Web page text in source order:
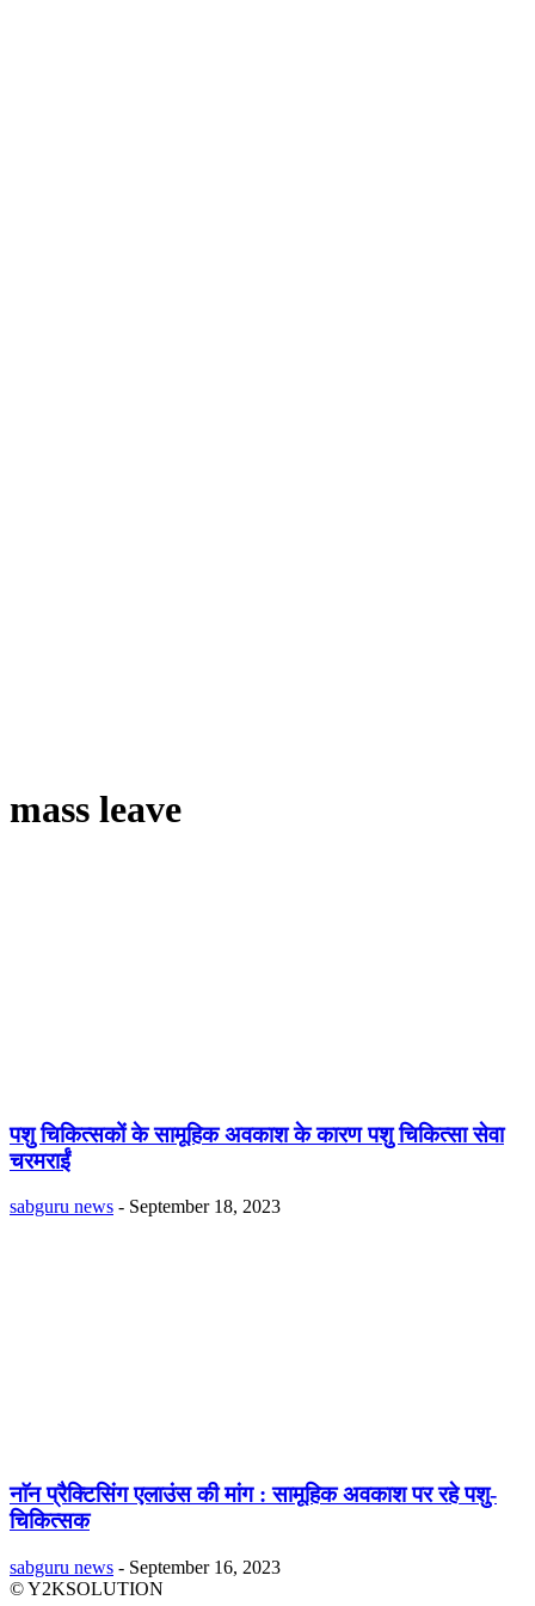
mass leave
पशु चिकित्सकों के सामूहिक अवकाश के कारण पशु चिकित्सा सेवा
चरमराईं
sabguru news - September 18, 2023
नाॅन प्रैक्टिसिंग एलाउंस की मांग : सामूहिक अवकाश पर रहे पशु-
चिकित्सक
sabguru news - September 16, 2023
© Y2KSOLUTION